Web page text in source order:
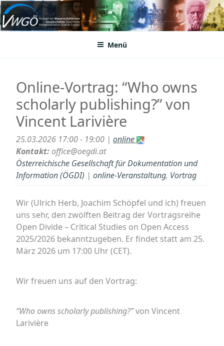
Zum
Inhalt
springenVWGÖ
Federation of Austrian Scientific Societies
Menü
Online-Vortrag: “Who owns
scholarly publishing?” von
Vincent Larivière
25.03.2026 17:00 - 19:00 | online
Kontakt:office@oegdi.at
Österreichische Gesellschaft für Dokumentation und
Information (ÖGDI) | online-Veranstaltung, Vortrag
Wir (Ulrich Herb, Joachim Schöpfel und ich) freuen
uns sehr, den zwölften Beitrag der Vortragsreihe
Open Divide – Critical Studies on Open Access
2025/2026 bekanntzugeben. Er findet statt am 25.
März 2026 um 17:00 Uhr (CET).
Wir freuen uns auf den Vortrag:
“Who owns scholarly publishing?”von Vincent
Larivière